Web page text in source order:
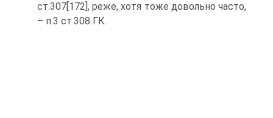
ст.307[172], реже, хотя тоже довольно часто,
– п.3 ст.308 ГК.